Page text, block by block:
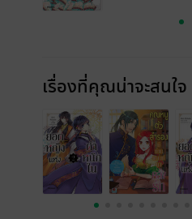
เรื่องที่คุณน่าจะสนใจ